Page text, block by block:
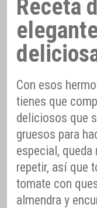
Receta
Con esos
tienes que
deliciosos que
gruesos para
especial,
repetir, así que
tomate con
almendra y